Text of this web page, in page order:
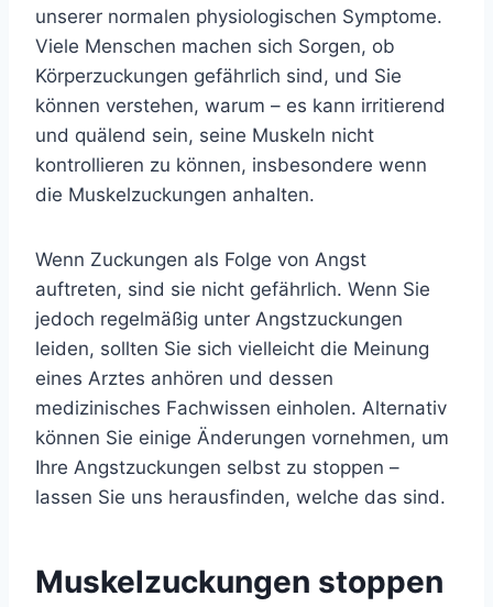
unserer normalen physiologischen Symptome.
Viele Menschen machen sich Sorgen, ob
Körperzuckungen gefährlich sind, und Sie
können verstehen, warum – es kann irritierend
und quälend sein, seine Muskeln nicht
kontrollieren zu können, insbesondere wenn
die Muskelzuckungen anhalten.
Wenn Zuckungen als Folge von Angst
auftreten, sind sie nicht gefährlich. Wenn Sie
jedoch regelmäßig unter Angstzuckungen
leiden, sollten Sie sich vielleicht die Meinung
eines Arztes anhören und dessen
medizinisches Fachwissen einholen. Alternativ
können Sie einige Änderungen vornehmen, um
Ihre Angstzuckungen selbst zu stoppen –
lassen Sie uns herausfinden, welche das sind.
Muskelzuckungen stoppen